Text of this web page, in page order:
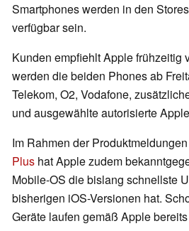
Smartphones werden in den
verfügbar sein.
Kunden empfiehlt Apple frühzeitig
werden die beiden Phones ab
Telekom, O2, Vodafone,
und ausgewählte autorisierte
Im Rahmen der
Plus hat Apple zudem
Mobile-OS die bislang schnellste
bisherigen iOS-Versionen hat.
Geräte laufen gemäß Apple